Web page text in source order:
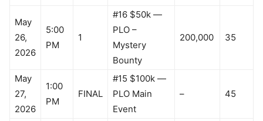
May
26,
2026
5:00
PM
1
#16 $50k —
PLO –
Mystery
Bounty
200,000 35
May
27,
2026
1:00
PM
FINAL
#15 $100k —
PLO Main
Event
– 45